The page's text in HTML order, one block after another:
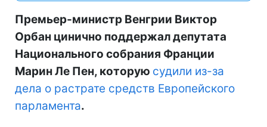
Премьер-министр Венгрии Виктор
Орбан цинично поддержал депутата
Национального собрания Франции
Марин Ле Пен, которую судили из-за
дела о растрате средств Европейского
парламента.